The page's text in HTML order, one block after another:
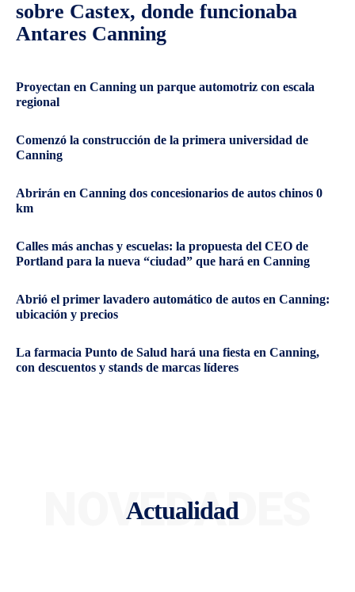
sobre Castex, donde funcionaba
Antares Canning
Proyectan en Canning un parque automotriz con escala
regional
Comenzó la construcción de la primera universidad de
Canning
Abrirán en Canning dos concesionarios de autos chinos 0
km
Calles más anchas y escuelas: la propuesta del CEO de
Portland para la nueva “ciudad” que hará en Canning
Abrió el primer lavadero automático de autos en Canning:
ubicación y precios
La farmacia Punto de Salud hará una fiesta en Canning,
con descuentos y stands de marcas líderes
Actualidad
NOVEDADES